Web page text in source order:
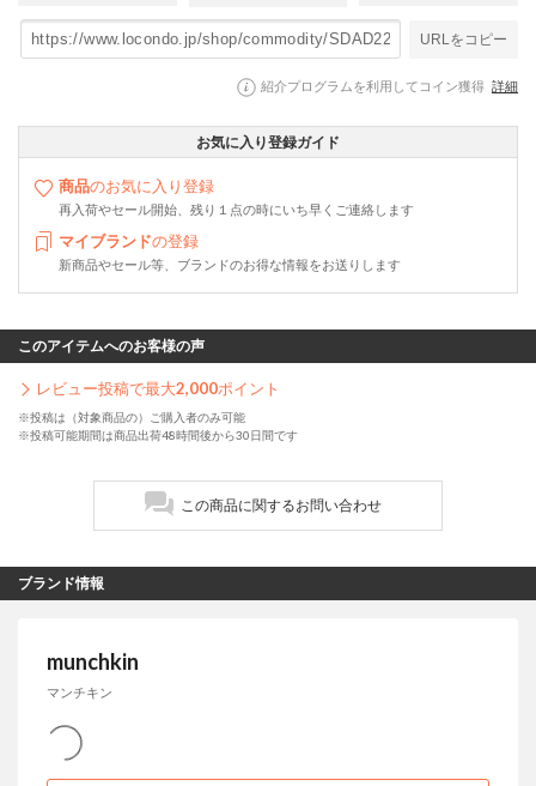
URLをコピー
紹介プログラムを利用してコイン獲得 詳細
お気に入り登録ガイド
商品のお気に入り登録
再入荷やセール開始、残り１点の時にいち早くご連絡します
マイブランドの登録
新商品やセール等、ブランドのお得な情報をお送りします
このアイテムへのお客様の声
レビュー投稿で最大2,000ポイント
※投稿は（対象商品の）ご購入者のみ可能
※投稿可能期間は商品出荷48時間後から30日間です
この商品に関するお問い合わせ
ブランド情報
munchkin
マンチキン